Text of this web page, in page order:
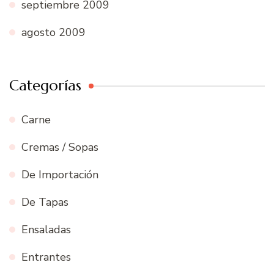
septiembre 2009
agosto 2009
Categorías
Carne
Cremas / Sopas
De Importación
De Tapas
Ensaladas
Entrantes